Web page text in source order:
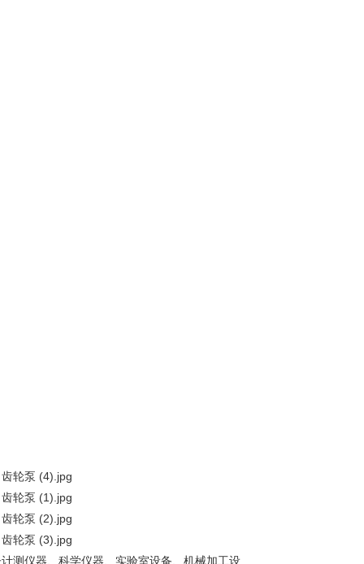
测仪器、科学仪器、实验室设备、机械加工设